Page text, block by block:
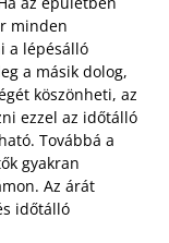
minden
a lépésálló
a másik dolog,
köszönheti, az
ezzel az időtálló
Továbbá a
gyakran
Az árát
időtálló